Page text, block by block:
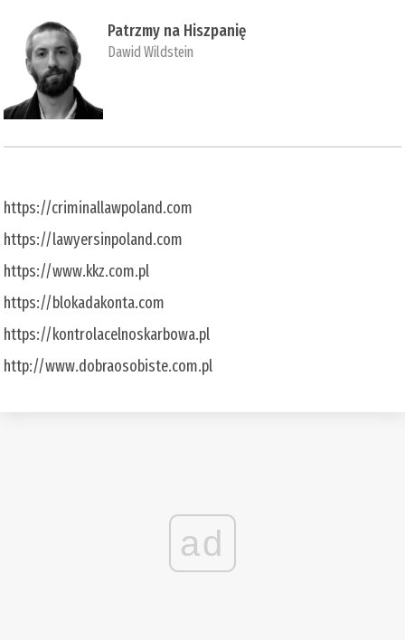
Patrzmy na Hiszpanię
Dawid Wildstein
https://criminallawpoland.com
https://lawyersinpoland.com
https://www.kkz.com.pl
https://blokadakonta.com
https://kontrolacelnoskarbowa.pl
http://www.dobraosobiste.com.pl
ad